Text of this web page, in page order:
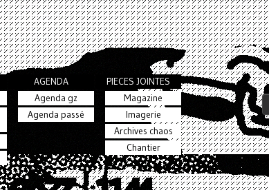
AGENDA
Agenda gz
Agenda passé
PIECES JOINTES
Magazine
Imagerie
Archives chaos
Chantier